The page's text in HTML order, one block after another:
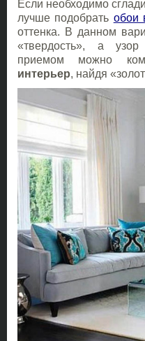
Если необходимо
лучше подобрать обои
оттенка. В данном
«твердость», а
приемом можно
интерьер, найдя